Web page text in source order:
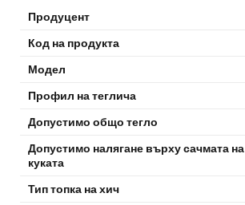
Продуцент
Код на продукта
Модел
Профил на теглича
Допустимо общо тегло
Допустимо налягане върху сачмата на
куката
Тип топка на хич